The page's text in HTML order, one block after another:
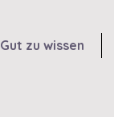
Gut zu wissen